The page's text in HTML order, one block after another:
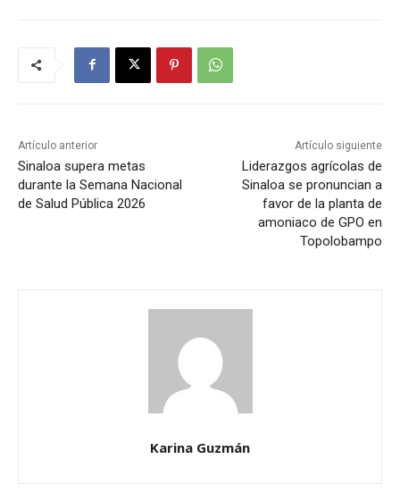
Artículo anterior
Sinaloa supera metas
durante la Semana Nacional
de Salud Pública 2026
Artículo siguiente
Liderazgos agrícolas de
Sinaloa se pronuncian a
favor de la planta de
amoniaco de GPO en
Topolobampo
Karina Guzmán